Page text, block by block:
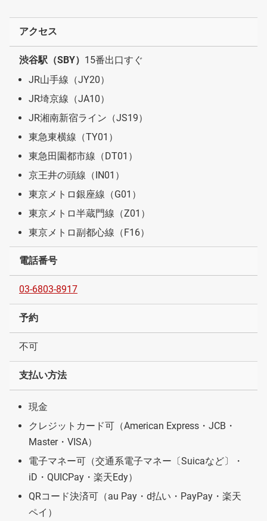
アクセス
渋谷駅（SBY） 15番出口すぐ
JR山手線（JY20）
JR埼京線（JA10）
JR湘南新宿ライン（JS19）
東急東横線（TY01）
東急田園都市線（DT01）
京王井の頭線（IN01）
東京メトロ銀座線（G01）
東京メトロ半蔵門線（Z01）
東京メトロ副都心線（F16）
電話番号
03-6803-8917
予約
不可
支払い方法
現金
クレジットカード可（American Express・JCB・
Master・VISA）
電子マネー可（交通系電子マネー〔Suicaなど〕・
iD・QUICPay・楽天Edy）
QRコード決済可（au Pay・d払い・PayPay・楽天
ペイ）